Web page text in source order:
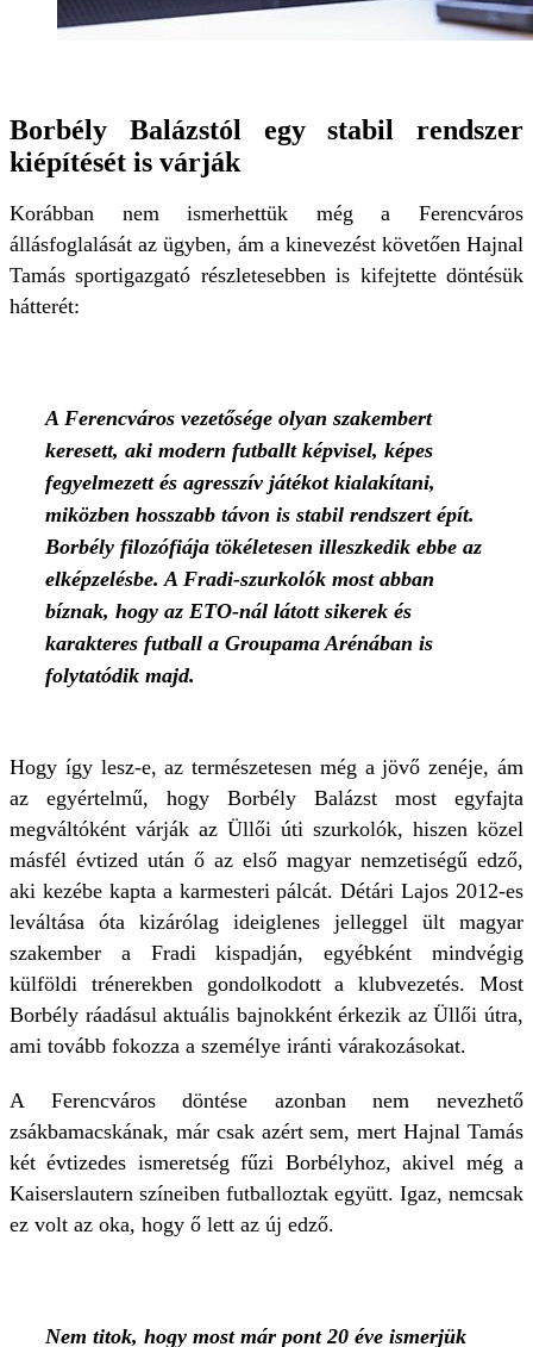
Borbély Balázstól egy stabil rendszer
kiépítését is várják
Korábban nem ismerhettük még a Ferencváros
állásfoglalását az ügyben, ám a kinevezést követően Hajnal
Tamás sportigazgató részletesebben is kifejtette döntésük
hátterét:
A Ferencváros vezetősége olyan szakembert
keresett, aki modern futballt képvisel, képes
fegyelmezett és agresszív játékot kialakítani,
miközben hosszabb távon is stabil rendszert épít.
Borbély filozófiája tökéletesen illeszkedik ebbe az
elképzelésbe. A Fradi-szurkolók most abban
bíznak, hogy az ETO-nál látott sikerek és
karakteres futball a Groupama Arénában is
folytatódik majd.
Hogy így lesz-e, az természetesen még a jövő zenéje, ám
az egyértelmű, hogy Borbély Balázst most egyfajta
megváltóként várják az Üllői úti szurkolók, hiszen közel
másfél évtized után ő az első magyar nemzetiségű edző,
aki kezébe kapta a karmesteri pálcát. Détári Lajos 2012-es
leváltása óta kizárólag ideiglenes jelleggel ült magyar
szakember a Fradi kispadján, egyébként mindvégig
külföldi trénerekben gondolkodott a klubvezetés. Most
Borbély ráadásul aktuális bajnokként érkezik az Üllői útra,
ami tovább fokozza a személye iránti várakozásokat.
A Ferencváros döntése azonban nem nevezhető
zsákbamacskának, már csak azért sem, mert Hajnal Tamás
két évtizedes ismeretség fűzi Borbélyhoz, akivel még a
Kaiserslautern színeiben futballoztak együtt. Igaz, nemcsak
ez volt az oka, hogy ő lett az új edző.
Nem titok, hogy most már pont 20 éve ismerjük